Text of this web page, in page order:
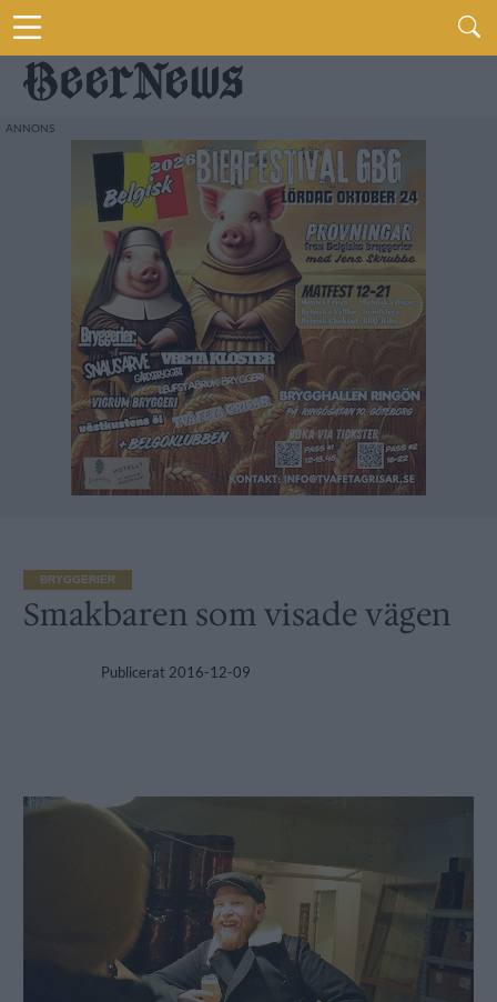
BRYGGERIER
Smakbaren som visade vägen
Publicerat 2016-12-09